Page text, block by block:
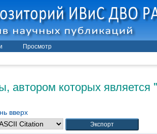
Просмотр
автором которых является "
вверх